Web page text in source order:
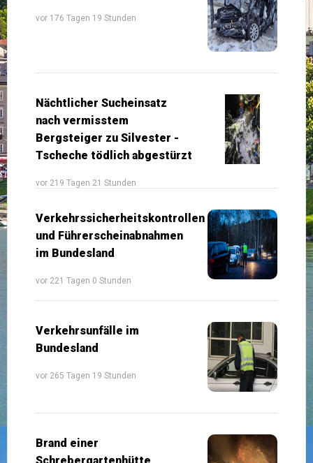
vor 176 Tagen 19 Stunden
Nächtlicher Sucheinsatz
nach vermisstem
Bergsteiger zu Silvester -
Tscheche tödlich abgestürzt
vor 219 Tagen 21 Stunden
Verkehrssicherheitskontrollen
und Führerscheinabnahmen
im Bundesland
vor 221 Tagen 0 Stunden
Verkehrsunfälle im
Bundesland
vor 265 Tagen 19 Stunden
Brand einer